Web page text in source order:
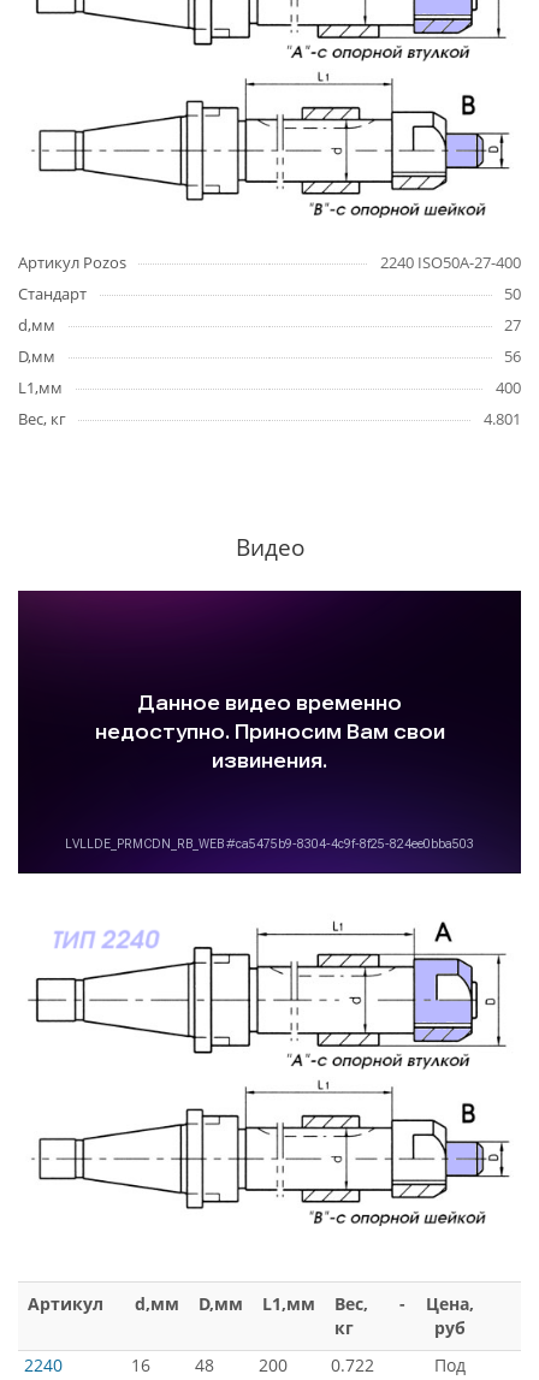
Артикул Pozos
2240 ISO50A-27-400
Стандарт
50
d,мм
27
D,мм
56
L1,мм
400
Вес, кг
4.801
Видео
Артикул d,мм D,мм L1,мм
Вес,
кг
-
Цена,
руб
2240
16 48 200 0.722
Под